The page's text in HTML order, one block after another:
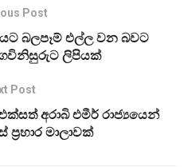
Post
බලපෑම් එල්ල වන බවට
ලිපියක්
Post
අරාබි එමීර් රාජ්‍යයෙන්
මාලාවක්